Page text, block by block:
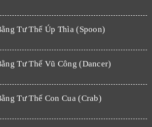
Tư Thế Úp Thìa (Spoon)
Tư Thế Vũ Công (Dancer)
Tư Thế Con Cua (Crab)